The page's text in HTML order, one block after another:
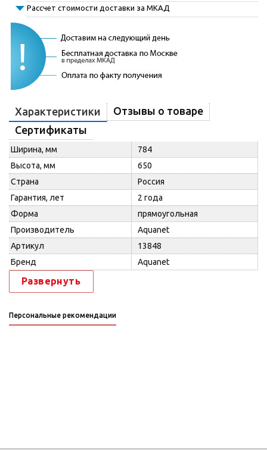
Рассчет стоимости доставки за МКАД
Характеристики
Отзывы о товаре
Сертификаты
Ширина, мм
784
Высота, мм
650
Страна
Россия
Гарантия, лет
2 года
Форма
прямоугольная
Производитель
Aquanet
Артикул
13848
Бренд
Aquanet
Развернуть
Персональные рекомендации